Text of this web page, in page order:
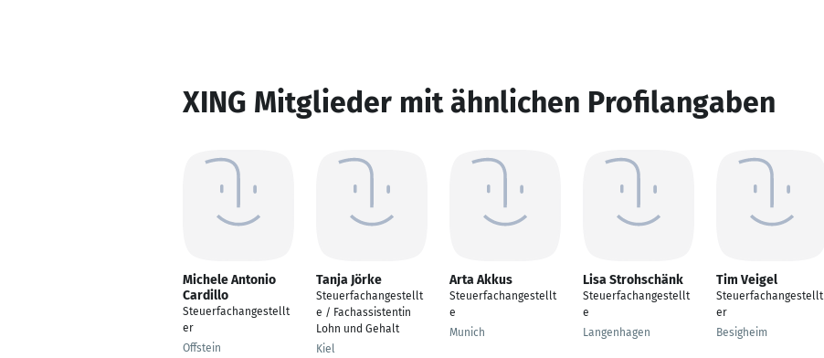
XING Mitglieder mit ähnlichen Profilangaben
Michele Antonio
Cardillo
Steuerfachangestellt
er
Offstein
Tanja Jörke
Steuerfachangestellt
e / Fachassistentin
Lohn und Gehalt
Kiel
Arta Akkus
Steuerfachangestellt
e
Munich
Lisa Strohschänk
Steuerfachangestellt
e
Langenhagen
Tim Veigel
Steuerfachangestellt
er
Besigheim